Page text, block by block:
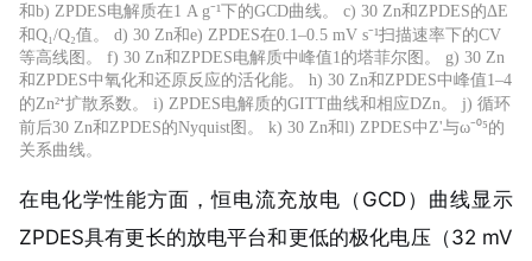
和b) ZPDES电解质在1 A g⁻¹下的GCD曲线。 c) 30 Zn和ZPDES的ΔE
和Q₁/Q₂值。 d) 30 Zn和e) ZPDES在0.1–0.5 mV s⁻¹扫描速率下的CV
等高线图。 f) 30 Zn和ZPDES电解质中峰值1的塔菲尔图。 g) 30 Zn
和ZPDES中氧化和还原反应的活化能。 h) 30 Zn和ZPDES中峰值1–4
的Zn²⁺扩散系数。 i) ZPDES电解质的GITT曲线和相应DZn。 j) 循环
前后30 Zn和ZPDES的Nyquist图。 k) 30 Zn和l) ZPDES中Z'与ω⁻⁰⁵的
关系曲线。
在电化学性能方面，恒电流充放电（GCD）曲线显示
ZPDES具有更长的放电平台和更低的极化电压（32 mV